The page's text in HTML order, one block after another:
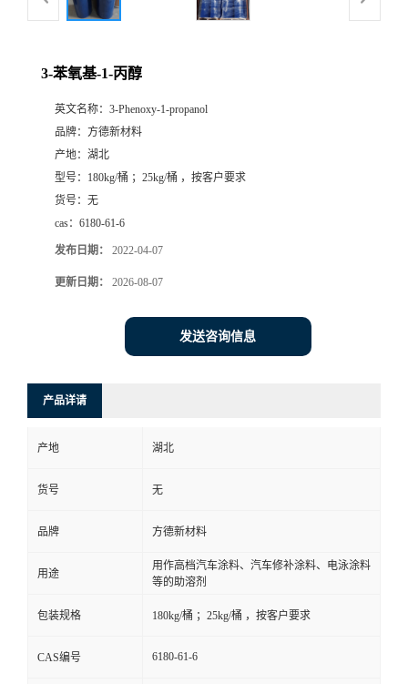
3-苯氧基-1-丙醇
英文名称： 3-Phenoxy-1-propanol
品牌： 方德新材料
产地： 湖北
型号： 180kg/桶 ；25kg/桶 ，按客户要求
货号： 无
cas： 6180-61-6
发布日期： 2022-04-07
更新日期： 2026-08-07
发送咨询信息
产品详请
产地 湖北
货号 无
品牌 方德新材料
用途
用作高档汽车涂料、汽车修补涂料、电泳涂料
等的助溶剂
包装规格 180kg/桶 ；25kg/桶 ，按客户要求
CAS编号 6180-61-6